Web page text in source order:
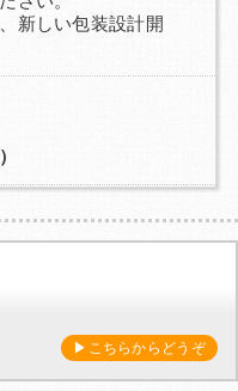
新しい包装設計開
▶こちらからどうぞ